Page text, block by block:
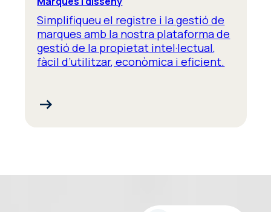
Simplifiqueu el registre i la gestió de
marques amb la nostra plataforma de
gestió de la propietat intel·lectual,
fàcil d’utilitzar, econòmica i eficient.